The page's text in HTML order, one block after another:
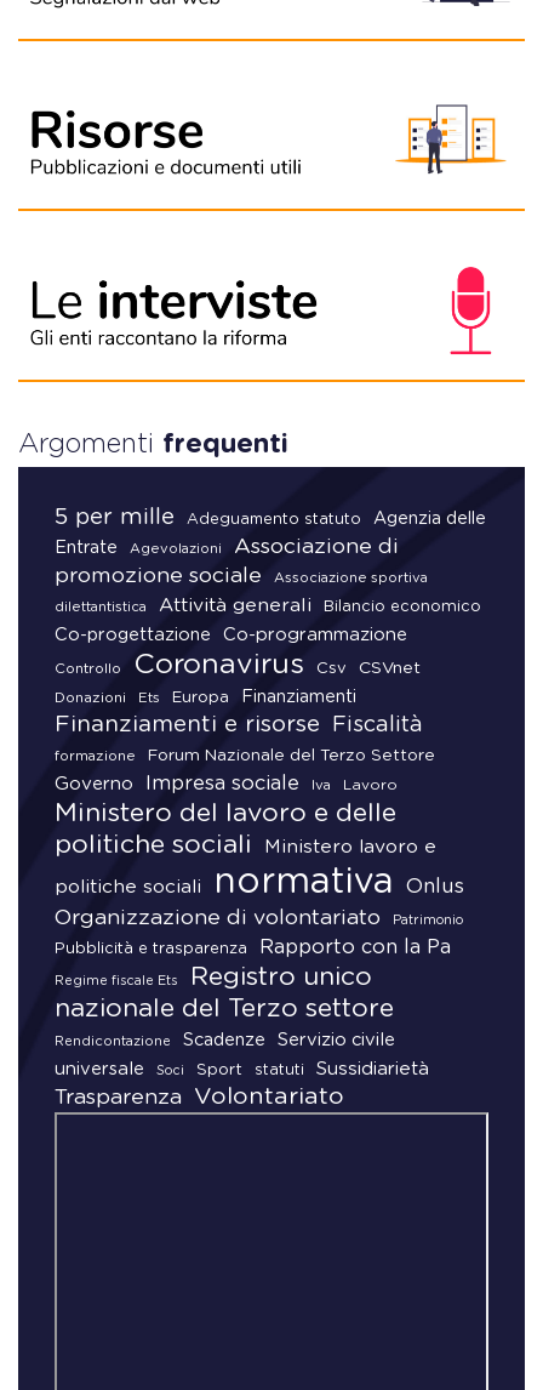
Argomenti frequenti
5 per mille Adeguamento statuto
Agenzia delle
Entrate
Agevolazioni
Associazione di
promozione sociale
Associazione sportiva
dilettantistica Attività generali Bilancio economico
Co-progettazione Co-programmazione
Controllo Coronavirus Csv CSVnet
Donazioni Ets Europa Finanziamenti
Finanziamenti e risorse Fiscalità
formazione Forum Nazionale del Terzo Settore
Governo Impresa sociale Iva Lavoro
Ministero del lavoro e delle
politiche sociali
Ministero lavoro e
politiche sociali normativa Onlus
Organizzazione di volontariato Patrimonio
Pubblicità e trasparenza Rapporto con la Pa
Regime fiscale Ets
Registro unico
nazionale del Terzo settore
Rendicontazione Scadenze
Servizio civile
universale
Soci Sport statuti Sussidiarietà
Trasparenza Volontariato